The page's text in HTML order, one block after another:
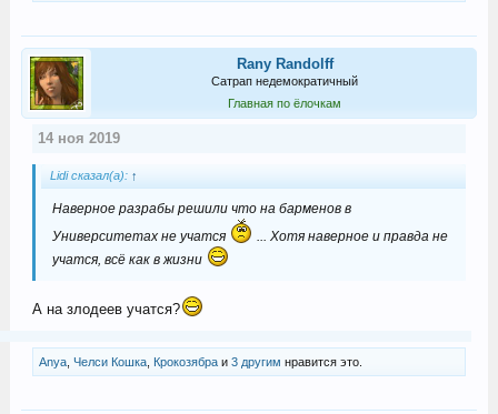
Rany Randolff
Сатрап недемократичный
Главная по ёлочкам
14 ноя 2019
Lidi сказал(а): ↑
Наверное разрабы решили что на барменов в
Университетах не учатся
... Хотя наверное и правда не
учатся, всё как в жизни
А на злодеев учатся?
Anya, Челси Кошка, Крокозябраи 3 другим нравится это.